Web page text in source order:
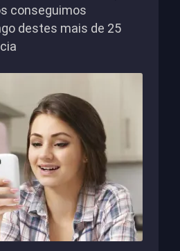
conseguimos
destes mais de 25